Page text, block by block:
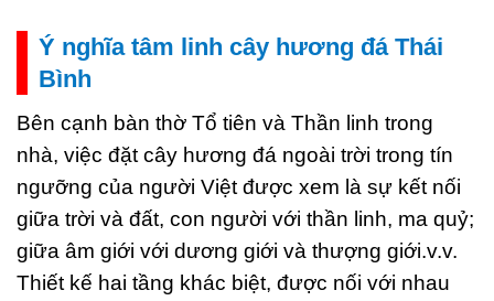
Ý nghĩa tâm linh cây hương đá Thái
Bình
Bên cạnh bàn thờ Tổ tiên và Thần linh trong
nhà, việc đặt cây hương đá ngoài trời trong tín
ngưỡng của người Việt được xem là sự kết nối
giữa trời và đất, con người với thần linh, ma quỷ;
giữa âm giới với dương giới và thượng giới.v.v.
Thiết kế hai tầng khác biệt, được nối với nhau